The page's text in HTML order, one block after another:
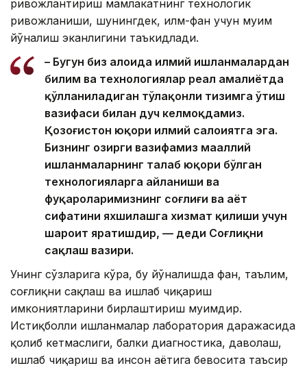
ривожлантириш мамлакатнинг технологик
ривожланиши, шунингдек, илм-фан учун муҳим
йўналиш эканлигини таъкидлади.
– Бугун биз алоҳида илмий ишланмалардан
билим ва технологиялар реал амалиётда
қўлланиладиган тўлақонли тизимга ўтиш
вазифаси билан дуч келмоқдамиз.
Қозоғистон юқори илмий салоҳиятга эга.
Бизнинг ҳозирги вазифамиз маҳаллий
ишланмаларнинг талаб юқори бўлган
технологияларга айланиши ва
фуқароларимизнинг соғлиғи ва ҳаёт
сифатини яхшилашга хизмат қилиши учун
шароит яратишдир, — деди Соғлиқни
сақлаш вазири.
Унинг сўзларига кўра, бу йўналишда фан, таълим,
соғлиқни сақлаш ва ишлаб чиқариш
имкониятларини бирлаштириш муҳимдир.
Истиқболли ишланмалар лаборатория даражасида
қолиб кетмаслиги, балки диагностика, даволаш,
ишлаб чиқариш ва инсон ҳаётига бевосита таъсир